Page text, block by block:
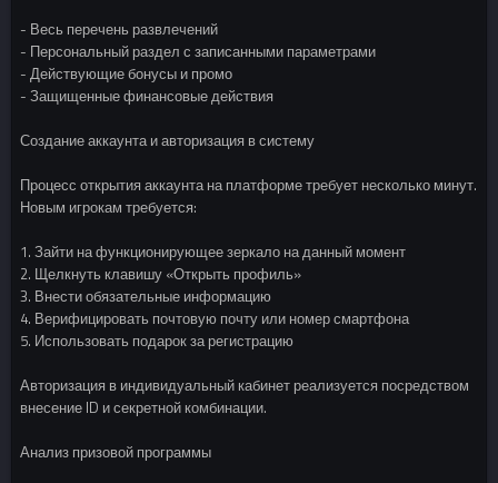
- Весь перечень развлечений
- Персональный раздел с записанными параметрами
- Действующие бонусы и промо
- Защищенные финансовые действия
Создание аккаунта и авторизация в систему
Процесс открытия аккаунта на платформе требует несколько минут.
Новым игрокам требуется:
1. Зайти на функционирующее зеркало на данный момент
2. Щелкнуть клавишу «Открыть профиль»
3. Внести обязательные информацию
4. Верифицировать почтовую почту или номер смартфона
5. Использовать подарок за регистрацию
Авторизация в индивидуальный кабинет реализуется посредством
внесение ID и секретной комбинации.
Анализ призовой программы